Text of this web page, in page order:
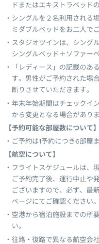
ドまたはエキストラベッド
シングルを２名利用される
ミダブルベッドをお二人で
スタジオツインは、シング
シングルベッド＋ソファー
「レディース」の記載のあ
す。男性がご予約された場
断りさせていただきます。
年末年始期間はチェックイ
から変更となる場合がありま
【予約可能な部屋数について】
ご予約は1予約につき6部屋
【航空について】
フライトスケジュールは、
ご予約完了後、運行中止や
ございますので、必ず、最
ページにてご確認ください。
空港から宿泊施設までの所
い。
往路・復路で異なる航空会